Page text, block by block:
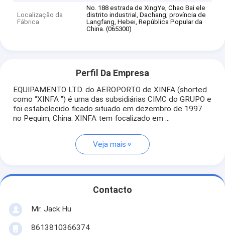
Localização da
Fábrica
No. 188 estrada de XingYe, Chao Bai ele
distrito industrial, Dachang, província de
Langfang, Hebei, República Popular da
China. (065300)
Perfil Da Empresa
EQUIPAMENTO LTD. do AEROPORTO de XINFA (shorted
como “XINFA ") é uma das subsidiárias CIMC do GRUPO e
foi estabelecido ficado situado em dezembro de 1997
no Pequim, China. XINFA tem focalizado em ...
Veja mais
Contacto
Mr. Jack Hu
8613810366374